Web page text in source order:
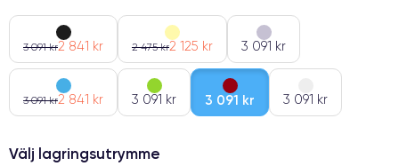
3 091 kr2 841 kr 2 475 kr2 125 kr 3 091 kr
3 091 kr2 841 kr 3 091 kr 3 091 kr 3 091 kr
Välj lagringsutrymme